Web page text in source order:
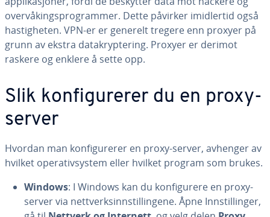
overvåkingsprogrammer. Dette påvirker imidlertid også
hastigheten. VPN-er er generelt tregere enn proxyer på
grunn av ekstra datakryptering. Proxyer er derimot
raskere og enklere å sette opp.
Slik konfigurerer du en proxy-
server
Hvordan man konfigurerer en proxy-server, avhenger av
hvilket operativsystem eller hvilket program som brukes.
Windows: I Windows kan du konfigurere en proxy-
server via nettverksinnstillingene. Åpne Innstillinger,